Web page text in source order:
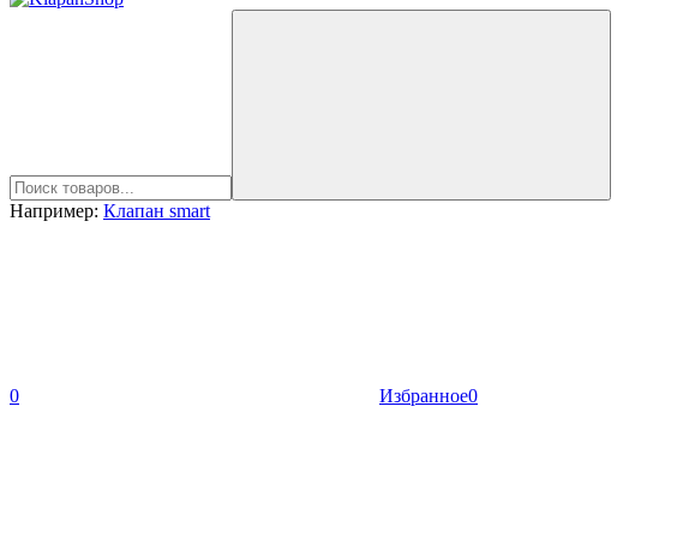
Например: Клапан smart
0 Избранное0